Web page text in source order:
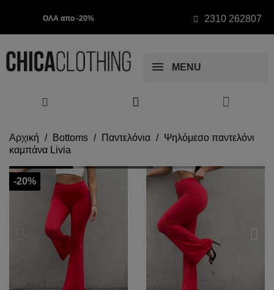
ΟΛΑ απο -20% 2310 262807
MENU
Αρχική Bottoms Παντελόνια
Ψηλόμεσο παντελόνι
καμπάνα Livia
-20%